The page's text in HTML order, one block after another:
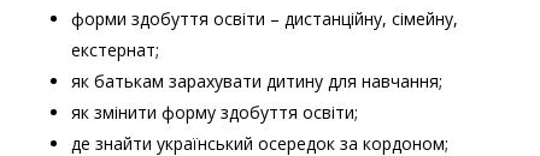
форми здобуття освіти – дистанційну, сімейну,
екстернат;
як батькам зарахувати дитину для навчання;
як змінити форму здобуття освіти;
де знайти український осередок за кордоном;